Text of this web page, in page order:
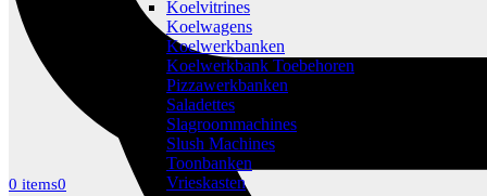
0 items0
Koelvitrines
Koelwagens
Koelwerkbanken
Koelwerkbank Toebehoren
Pizzawerkbanken
Saladettes
Slagroommachines
Slush Machines
Toonbanken
Vrieskasten